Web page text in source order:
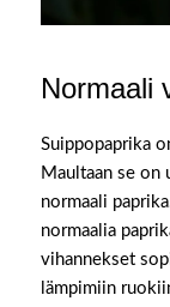
Normaali
Suippopaprika
Maultaan se on
normaali
normaalia
vihannekset
lämpimiin